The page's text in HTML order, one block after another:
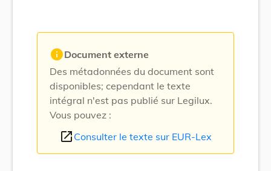
infoDocument externe
Des métadonnées du document sont
disponibles; cependant le texte
intégral n'est pas publié sur Legilux.
Vous pouvez :
open_in_new Consulter le texte sur EUR-Lex